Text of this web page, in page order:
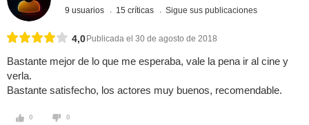
9 usuarios 15 críticas Sigue sus publicaciones
4,0 Publicada el 30 de agosto de 2018
Bastante mejor de lo que me esperaba, vale la pena ir al cine y
verla.
Bastante satisfecho, los actores muy buenos, recomendable.
0 0